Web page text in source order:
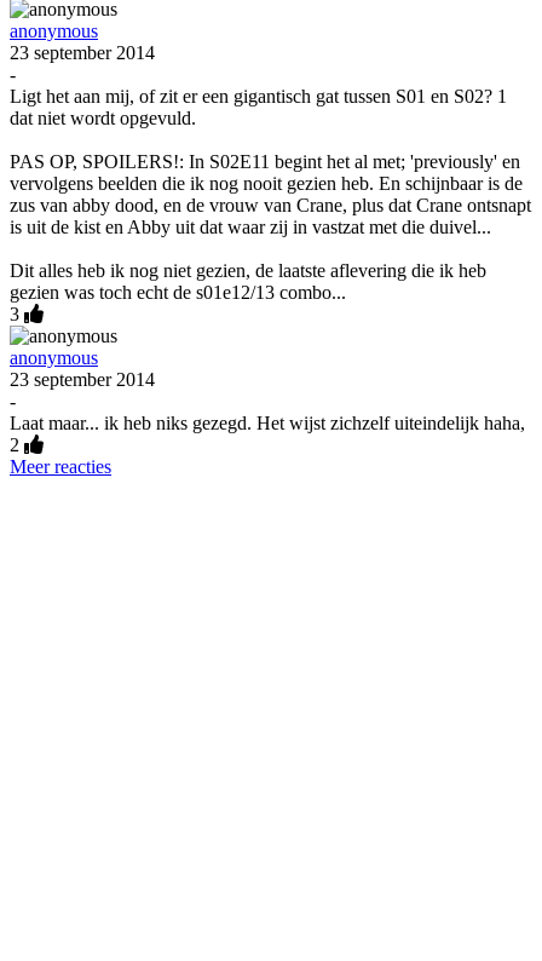
anonymous
23 september 2014
-
Ligt het aan mij, of zit er een gigantisch gat tussen S01 en S02? 1
dat niet wordt opgevuld.
PAS OP, SPOILERS!: In S02E11 begint het al met; 'previously' en
vervolgens beelden die ik nog nooit gezien heb. En schijnbaar is de
zus van abby dood, en de vrouw van Crane, plus dat Crane ontsnapt
is uit de kist en Abby uit dat waar zij in vastzat met die duivel...
Dit alles heb ik nog niet gezien, de laatste aflevering die ik heb
gezien was toch echt de s01e12/13 combo...
3
anonymous
23 september 2014
-
Laat maar... ik heb niks gezegd. Het wijst zichzelf uiteindelijk haha,
2
Meer reacties